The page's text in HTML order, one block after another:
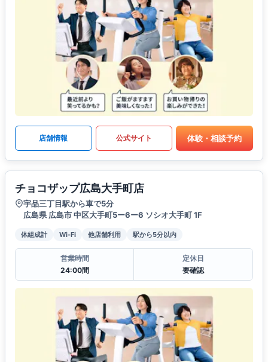
店舗情報 公式サイト 体験・相談予約
チョコザップ広島大手町店
宇品三丁目駅から車で5分
広島県 広島市 中区大手町5ー6ー6 ソシオ大手町 1F
体組成計 Wi-Fi 他店舗利用 駅から5分以内
営業時間
24:00間
定休日
要確認